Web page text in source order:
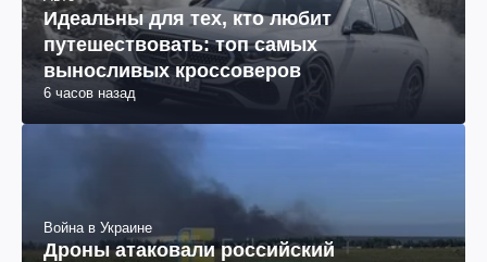
Идеальны для тех, кто любит
путешествовать: топ самых
выносливых кроссоверов
6 часов назад
Война в Украине
Дроны атаковали российский